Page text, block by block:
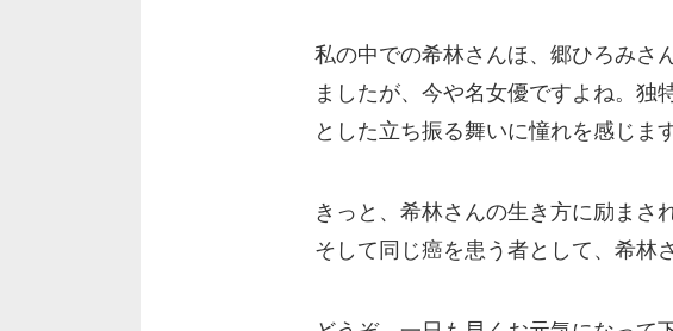
私の中での希林さんほ、郷ひろみさ
ましたが、今や名女優ですよね。独
とした立ち振る舞いに憧れを感じます
きっと、希林さんの生き方に励まさ
そして同じ癌を患う者として、希林